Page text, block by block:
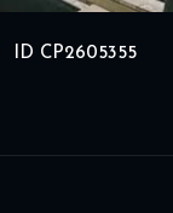
ID CP2605355